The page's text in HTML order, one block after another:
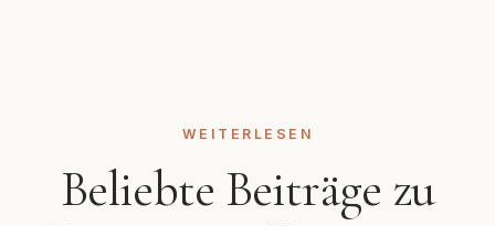
WEITERLESEN
Beliebte Beiträge zu